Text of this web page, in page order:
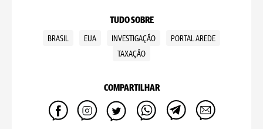
TUDO SOBRE
BRASIL EUA INVESTIGAÇÃO
PORTAL AREDE
TAXAÇÃO
COMPARTILHAR